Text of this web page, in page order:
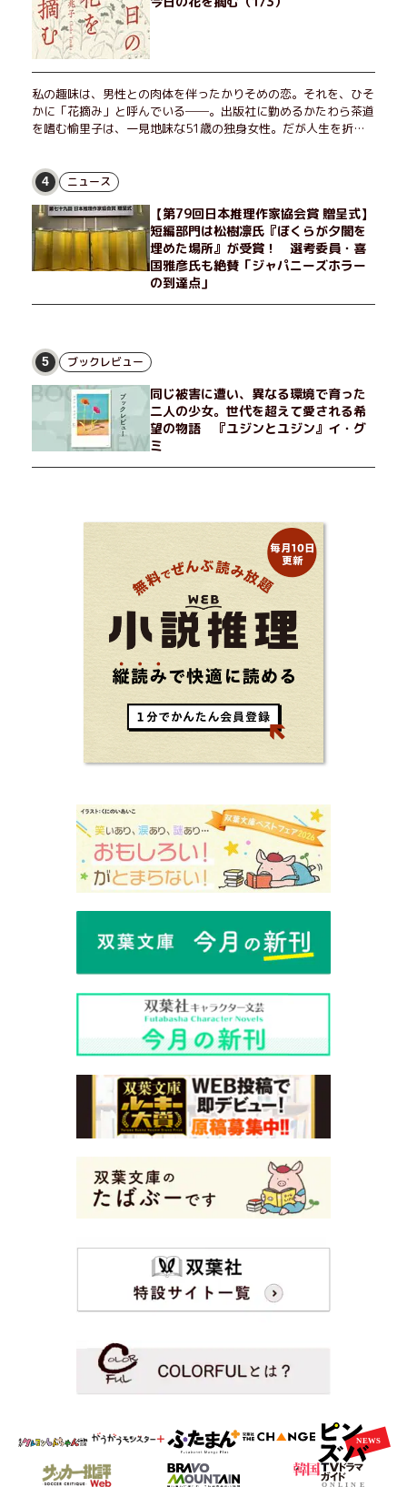
私の趣味は、男性との肉体を伴ったかりそめの恋。それを、ひそ
かに「花摘み」と呼んでいる──。出版社に勤めるかたわら茶道
を嗜む愉里子は、一見地味な51歳の独身女性。だが人生を折り
せる男が現れた。茶の湯の粋人、70歳の万江島だ。だが彼に
は、ある秘密があった……。自分の心と身体を偽らない女たちの
姿と、その連帯を描く。赤裸々にして切実な、セクシュアリティ
をめぐる物語。
4 ニュース
【第79回日本推理作家協会賞 贈呈式】
短編部門は松樹凛氏『ぼくらが夕闇を
埋めた場所』が受賞！ 選考委員・喜
国雅彦氏も絶賛「ジャパニーズホラー
の到達点」
5 ブックレビュー
同じ被害に遭い、異なる環境で育った
二人の少女。世代を超えて愛される希
望の物語 『ユジンとユジン』イ・グ
ミ